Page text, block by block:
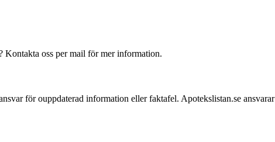
Kontakta oss per mail för mer information.
för ouppdaterad information eller faktafel. Apotekslistan.se